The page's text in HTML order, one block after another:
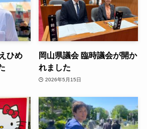
ひめ
岡山県議会 臨時議会が開か
れました
2026年5月15日